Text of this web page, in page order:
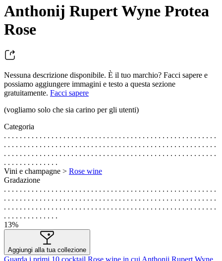
Anthonij Rupert Wyne Protea
Rose
Nessuna descrizione disponibile. È il tuo marchio? Facci sapere e
possiamo aggiungere immagini e testo a questa sezione
gratuitamente. Facci sapere
(vogliamo solo che sia carino per gli utenti)
Categoria
. . . . . . . . . . . . . . . . . . . . . . . . . . . . . . . . . . . . . . . . . . . . . . . . . . . . . .
. . . . . . . . . . . . . . . . . . . . . . . . . . . . . . . . . . . . . . . . . . . . . . . . . . . . . .
. . . . . . . . . . . . . . . . . . . . . . . . . . . . . . . . . . . . . . . . . . . . . . . . . . . . . .
. . . . . . . . . . . . . .
Vini e champagne > Rose wine
Gradazione
. . . . . . . . . . . . . . . . . . . . . . . . . . . . . . . . . . . . . . . . . . . . . . . . . . . . . .
. . . . . . . . . . . . . . . . . . . . . . . . . . . . . . . . . . . . . . . . . . . . . . . . . . . . . .
. . . . . . . . . . . . . . . . . . . . . . . . . . . . . . . . . . . . . . . . . . . . . . . . . . . . . .
. . . . . . . . . . . . . .
13%
Aggiungi alla tua collezione
Guarda i primi 10 cocktail Rose wine in cui Anthonij Rupert Wyne